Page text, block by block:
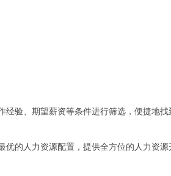
验、期望薪资等条件进行筛选，便捷地
的人力资源配置，提供全方位的人力资